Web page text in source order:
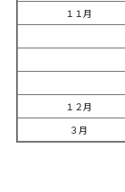
１１月
１２月
３月